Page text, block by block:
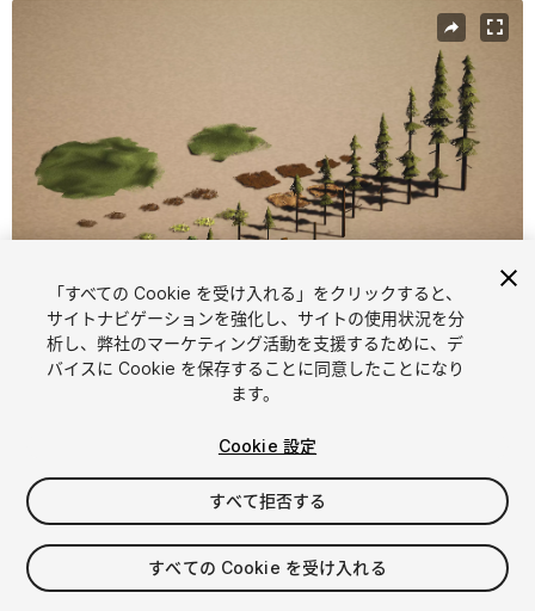
1 /5
$5
消費税は決済時に計算されます
「すべての Cookie を受け入れる」をクリックすると、
サイトナビゲーションを強化し、サイトの使用状況を分
析し、弊社のマーケティング活動を支援するために、デ
バイスに Cookie を保存することに同意したことになり
ます。
Cookie 設定
すべて拒否する
すべての Cookie を受け入れる